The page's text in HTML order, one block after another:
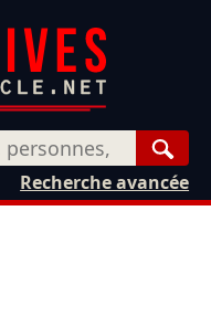
Recherche avancée